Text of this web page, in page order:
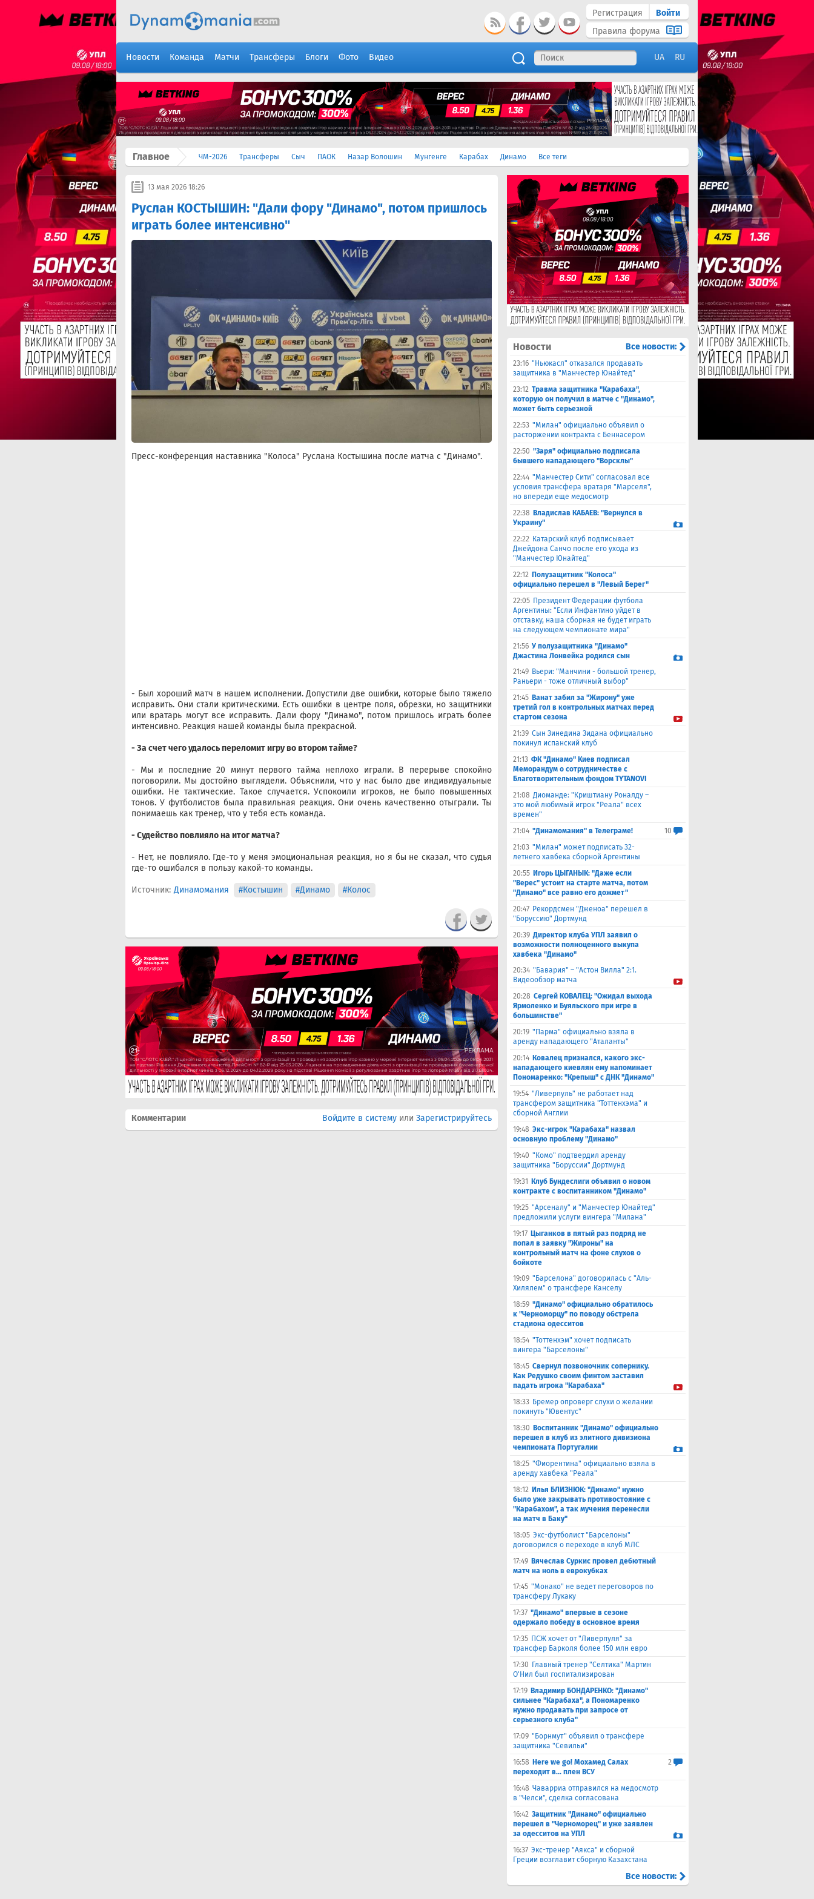
Регистрация
Войти
Правила форума
Новости Команда Матчи Трансферы Блоги Фото Видео UA RU
Главное ЧМ-2026 Трансферы Сыч ПАОК Назар Волошин Мунгенге Карабах Динамо Все теги
13 мая 2026 18:26
Руслан КОСТЫШИН: "Дали фору "Динамо", потом пришлось
играть более интенсивно"
Пресс-конференция наставника "Колоса" Руслана Костышина после матча с "Динамо".
- Был хороший матч в нашем исполнении. Допустили две ошибки, которые было тяжело
исправить. Они стали критическими. Есть ошибки в центре поля, обрезки, но защитники
или вратарь могут все исправить. Дали фору "Динамо", потом пришлось играть более
интенсивно. Реакция нашей команды была прекрасной.
- За счет чего удалось переломит игру во втором тайме?
- Мы и последние 20 минут первого тайма неплохо играли. В перерыве спокойно
поговорили. Мы достойно выглядели. Объяснили, что у нас было две индивидуальные
ошибки. Не тактические. Такое случается. Успокоили игроков, не было повышенных
тонов. У футболистов была правильная реакция. Они очень качественно отыграли. Ты
понимаешь как тренер, что у тебя есть команда.
- Судейство повлияло на итог матча?
- Нет, не повлияло. Где-то у меня эмоциональная реакция, но я бы не сказал, что судья
где-то ошибался в пользу какой-то команды.
Источник: Динамомания #Костышин #Динамо #Колос
Комментарии Войдите в систему или Зарегистрируйтесь
Новости Все новости:
23:16 "Ньюкасл" отказался продавать
защитника в "Манчестер Юнайтед"
23:12 Травма защитника "Карабаха",
которую он получил в матче с "Динамо",
может быть серьезной
22:53 "Милан" официально объявил о
расторжении контракта с Беннасером
22:50 "Заря" официально подписала
бывшего нападающего "Ворсклы"
22:44 "Манчестер Сити" согласовал все
условия трансфера вратаря "Марселя",
но впереди еще медосмотр
22:38 Владислав КАБАЕВ: "Вернулся в
Украину"
22:22 Катарский клуб подписывает
Джейдона Санчо после его ухода из
"Манчестер Юнайтед"
22:12 Полузащитник "Колоса"
официально перешел в "Левый Берег"
22:05 Президент Федерации футбола
Аргентины: "Если Инфантино уйдет в
отставку, наша сборная не будет играть
на следующем чемпионате мира"
21:56 У полузащитника "Динамо"
Джастина Лонвейка родился сын
21:49 Вьери: "Манчини - большой тренер,
Раньери - тоже отличный выбор"
21:45 Ванат забил за "Жирону" уже
третий гол в контрольных матчах перед
стартом сезона
21:39 Сын Зинедина Зидана официально
покинул испанский клуб
21:13 ФК "Динамо" Киев подписал
Меморандум о сотрудничестве с
Благотворительным фондом TYTANOVI
21:08 Диоманде: "Криштиану Роналду –
это мой любимый игрок "Реала" всех
времен"
21:04 "Динамомания" в Телеграме!
10
21:03 "Милан" может подписать 32-
летнего хавбека сборной Аргентины
20:55 Игорь ЦЫГАНЫК: "Даже если
"Верес" устоит на старте матча, потом
"Динамо" все равно его дожмет"
20:47 Рекордсмен "Дженоа" перешел в
"Боруссию" Дортмунд
20:39 Директор клуба УПЛ заявил о
возможности полноценного выкупа
хавбека "Динамо"
20:34 "Бавария" – "Астон Вилла" 2:1.
Видеообзор матча
20:28 Сергей КОВАЛЕЦ: "Ожидал выхода
Ярмоленко и Буяльского при игре в
большинстве"
20:19 "Парма" официально взяла в
аренду нападающего "Аталанты"
20:14 Ковалец признался, какого экс-
нападающего киевлян ему напоминает
Пономаренко: "Крепыш" с ДНК "Динамо"
19:54 "Ливерпуль" не работает над
трансфером защитника "Тоттенхэма" и
сборной Англии
19:48 Экс-игрок "Карабаха" назвал
основную проблему "Динамо"
19:40 "Комо" подтвердил аренду
защитника "Боруссии" Дортмунд
19:31
Клуб Бундеслиги объявил о новом
контракте с воспитанником "Динамо"
19:25 "Арсеналу" и "Манчестер Юнайтед"
предложили услуги вингера "Милана"
19:17 Цыганков в пятый раз подряд не
попал в заявку "Жироны" на
контрольный матч на фоне слухов о
бойкоте
19:09 "Барселона" договорилась с "Аль-
Хилялем" о трансфере Канселу
18:59 "Динамо" официально обратилось
к "Черноморцу" по поводу обстрела
стадиона одесситов
18:54 "Тоттенхэм" хочет подписать
вингера "Барселоны"
18:45 Свернул позвоночник сопернику.
Как Редушко своим финтом заставил
падать игрока "Карабаха"
18:33 Бремер опроверг слухи о желании
покинуть "Ювентус"
18:30 Воспитанник "Динамо" официально
перешел в клуб из элитного дивизиона
чемпионата Португалии
18:25 "Фиорентина" официально взяла в
аренду хавбека "Реала"
18:12 Илья БЛИЗНЮК: "Динамо" нужно
было уже закрывать противостояние с
"Карабахом", а так мучения перенесли
на матч в Баку"
18:05 Экс-футболист "Барселоны"
договорился о переходе в клуб МЛС
17:49 Вячеслав Суркис провел дебютный
матч на ноль в еврокубках
17:45 "Монако" не ведет переговоров по
трансферу Лукаку
17:37 "Динамо" впервые в сезоне
одержало победу в основное время
17:35 ПСЖ хочет от "Ливерпуля" за
трансфер Барколя более 150 млн евро
17:30 Главный тренер "Селтика" Мартин
О'Нил был госпитализирован
17:19 Владимир БОНДАРЕНКО: "Динамо"
сильнее "Карабаха", а Пономаренко
нужно продавать при запросе от
серьезного клуба"
17:09 "Борнмут" объявил о трансфере
защитника "Севильи"
16:58 Here we go! Мохамед Салах
переходит в... плен ВСУ
2
16:48 Чаварриа отправился на медосмотр
в "Челси", сделка согласована
16:42 Защитник "Динамо" официально
перешел в "Черноморец" и уже заявлен
за одесситов на УПЛ
16:37 Экс-тренер "Аякса" и сборной
Греции возглавит сборную Казахстана
Все новости: